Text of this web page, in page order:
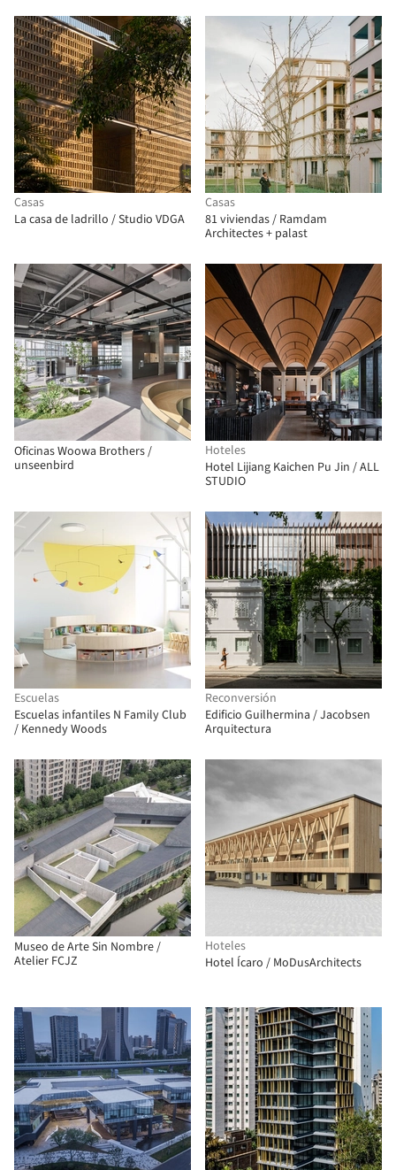
Casas
La casa de ladrillo / Studio VDGA
Casas
81 viviendas / Ramdam
Architectes + palast
Oficinas Woowa Brothers /
unseenbird
Hoteles
Hotel Lijiang Kaichen Pu Jin / ALL
STUDIO
Escuelas
Escuelas infantiles N Family Club
/ Kennedy Woods
Reconversión
Edificio Guilhermina / Jacobsen
Arquitectura
Museo de Arte Sin Nombre /
Atelier FCJZ
Hoteles
Hotel Ícaro / MoDusArchitects